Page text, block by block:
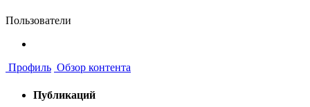
Пользователи
Профиль Обзор контента
Публикаций